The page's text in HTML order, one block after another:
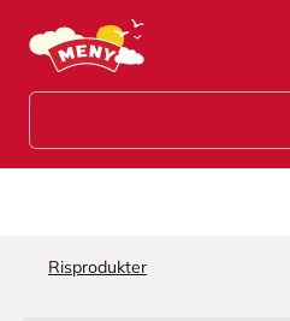
Hopp til hovedinnhold
Risprodukter